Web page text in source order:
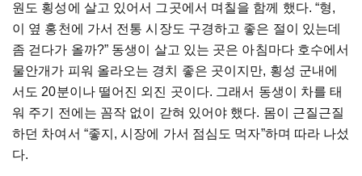
원도 횡성에 살고 있어서 그곳에서 며칠을 함께 했다. “형,
이 옆 홍천에 가서 전통 시장도 구경하고 좋은 절이 있는데
좀 걷다가 올까?” 동생이 살고 있는 곳은 아침마다 호수에서
물안개가 피워 올라오는 경치 좋은 곳이지만, 횡성 군내에
서도 20분이나 떨어진 외진 곳이다. 그래서 동생이 차를 태
워 주기 전에는 꼼작 없이 갇혀 있어야 했다. 몸이 근질근질
하던 차여서 “좋지, 시장에 가서 점심도 먹자”하며 따라 나섰
다.